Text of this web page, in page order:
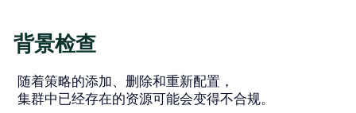
背景检查
随着策略的添加、删除和重新配置，
集群中已经存在的资源可能会变得不合规。